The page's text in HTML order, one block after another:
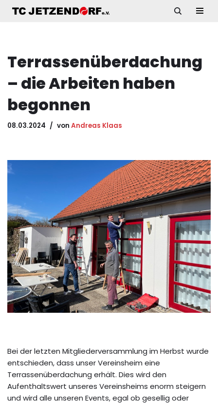
Terrassenüberdachung
– die Arbeiten haben
begonnen
08.03.2024 von Andreas Klaas
Bei der letzten Mitgliederversammlung im Herbst wurde
entschieden, dass unser Vereinsheim eine
Terrassenüberdachung erhält. Dies wird den
Aufenthaltswert unseres Vereinsheims enorm steigern
und wird alle unseren Events, egal ob gesellig oder